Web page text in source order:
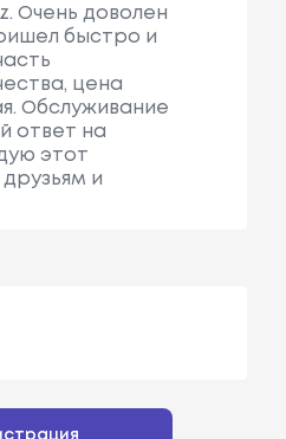
Очень доволен
быстро и
цена
Обслуживание
ответ на
этот
и